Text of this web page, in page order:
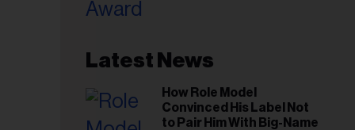
Latest News
How Role Model
Convinced His Label Not
to Pair Him With Big-Name